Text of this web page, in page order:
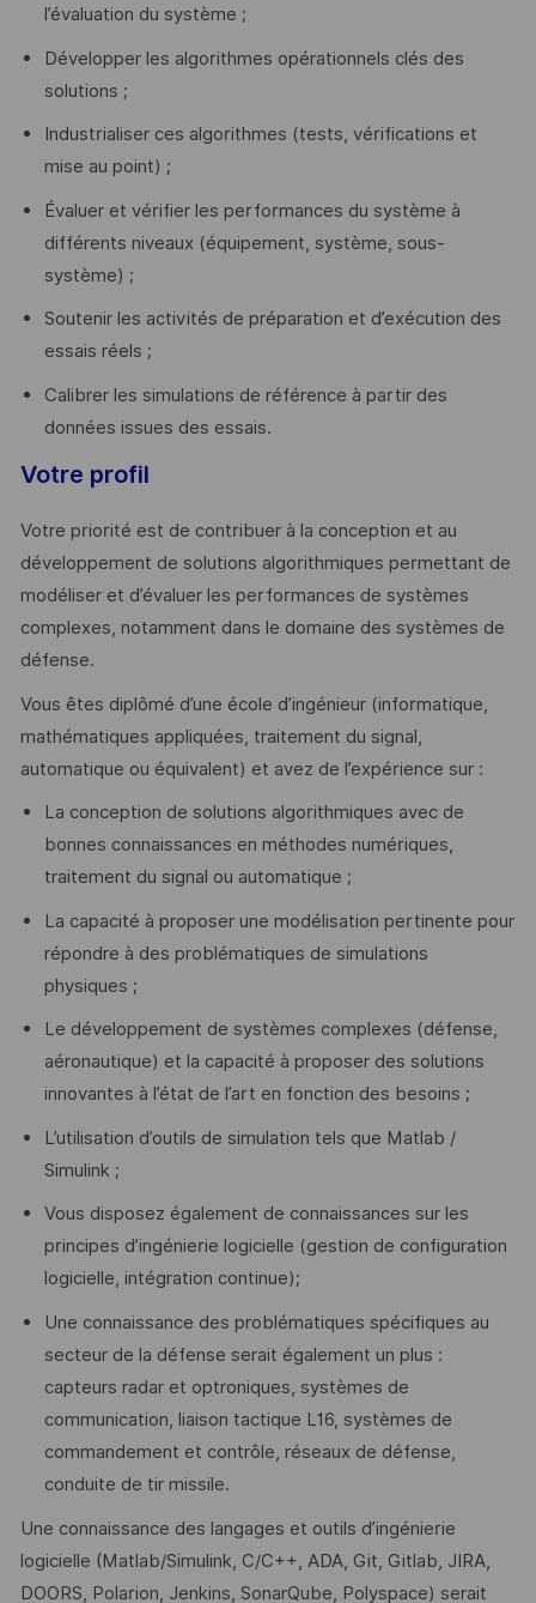
l’évaluation du système ;
Développer les algorithmes opérationnels clés des
solutions ;
Industrialiser ces algorithmes (tests, vérifications et
mise au point) ;
Évaluer et vérifier les performances du système à
différents niveaux (équipement, système, sous-
système) ;
Soutenir les activités de préparation et d’exécution des
essais réels ;
Calibrer les simulations de référence à partir des
données issues des essais.
Votre profil
Votre priorité est de contribuer à la conception et au
développement de solutions algorithmiques permettant de
modéliser et d’évaluer les performances de systèmes
complexes, notamment dans le domaine des systèmes de
défense.
Vous êtes diplômé d’une école d’ingénieur (informatique,
mathématiques appliquées, traitement du signal,
automatique ou équivalent) et avez de l’expérience sur :
La conception de solutions algorithmiques avec de
bonnes connaissances en méthodes numériques,
traitement du signal ou automatique ;
La capacité à proposer une modélisation pertinente pour
répondre à des problématiques de simulations
physiques ;
Le développement de systèmes complexes (défense,
aéronautique) et la capacité à proposer des solutions
innovantes à l’état de l’art en fonction des besoins ;
L’utilisation d’outils de simulation tels que Matlab /
Simulink ;
Vous disposez également de connaissances sur les
principes d’ingénierie logicielle (gestion de configuration
logicielle, intégration continue);
Une connaissance des problématiques spécifiques au
secteur de la défense serait également un plus :
capteurs radar et optroniques, systèmes de
communication, liaison tactique L16, systèmes de
commandement et contrôle, réseaux de défense,
conduite de tir missile.
Une connaissance des langages et outils d’ingénierie
logicielle (Matlab/Simulink, C/C++, ADA, Git, Gitlab, JIRA,
DOORS, Polarion, Jenkins, SonarQube, Polyspace) serait